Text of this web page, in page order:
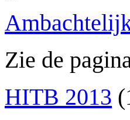
Zie de
HITB 2013